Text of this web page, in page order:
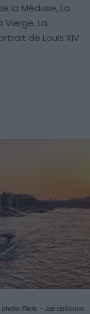
la Méduse, La
La
de Louis XIV
Flickr – Joe deSousa